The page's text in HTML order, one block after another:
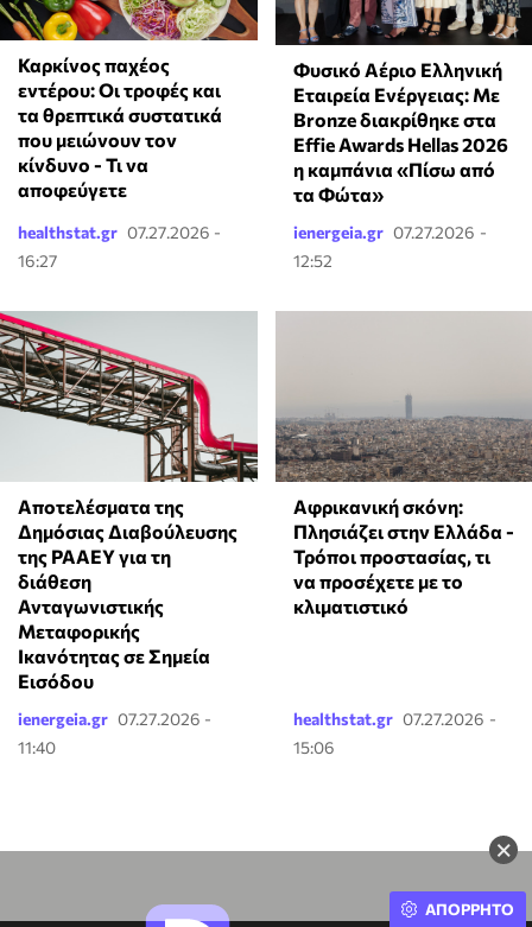
×
Καρκίνος παχέος
εντέρου: Οι τροφές και
τα θρεπτικά συστατικά
που μειώνουν τον
κίνδυνο - Τι να
αποφεύγετε
healthstat.gr 07.27.2026 -
16:27
Φυσικό Αέριο Ελληνική
Εταιρεία Ενέργειας: Με
Bronze διακρίθηκε στα
Effie Awards Hellas 2026
η καμπάνια «Πίσω από
τα Φώτα»
ienergeia.gr 07.27.2026 -
12:52
Αποτελέσματα της
Δημόσιας Διαβούλευσης
της ΡΑΑΕΥ για τη
διάθεση
Ανταγωνιστικής
Μεταφορικής
Ικανότητας σε Σημεία
Εισόδου
ienergeia.gr 07.27.2026 -
11:40
Αφρικανική σκόνη:
Πλησιάζει στην Ελλάδα -
Τρόποι προστασίας, τι
να προσέχετε με το
κλιματιστικό
healthstat.gr 07.27.2026 -
15:06
ΑΠΟΡΡΗΤΟ